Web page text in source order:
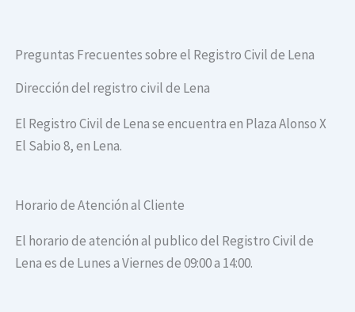
Preguntas Frecuentes sobre el Registro Civil de Lena
Dirección del registro civil de Lena
El Registro Civil de Lena se encuentra en Plaza Alonso X
El Sabio 8, en Lena.
Horario de Atención al Cliente
El horario de atención al publico del Registro Civil de
Lena es de Lunes a Viernes de 09:00 a 14:00.